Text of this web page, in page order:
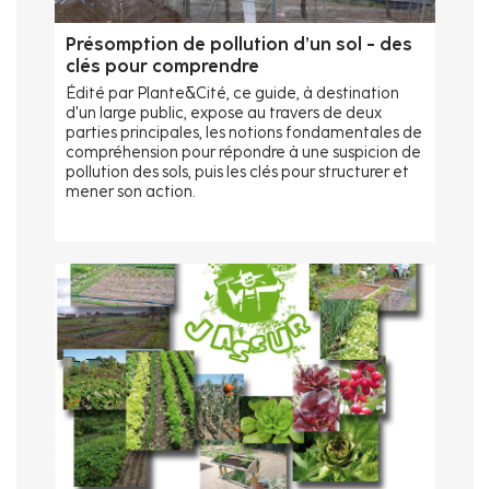
Présomption de pollution d’un sol - des
clés pour comprendre
Édité par Plante&Cité, ce guide, à destination
d'un large public, expose au travers de deux
parties principales, les notions fondamentales de
compréhension pour répondre à une suspicion de
pollution des sols, puis les clés pour structurer et
mener son action.